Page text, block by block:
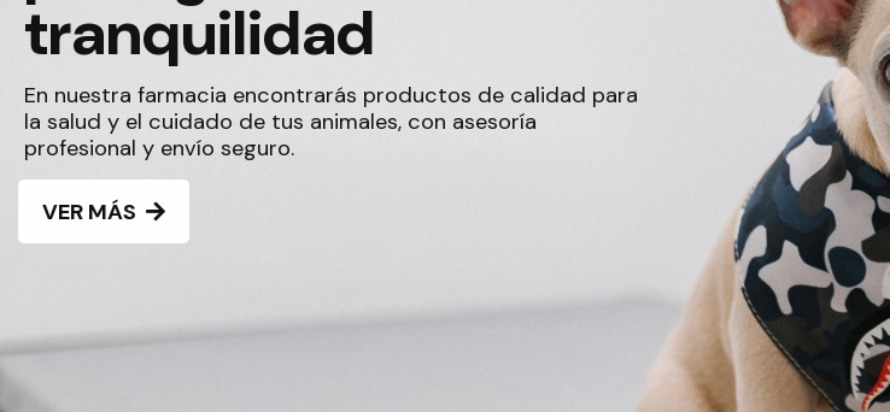
tranquilidad
En nuestra farmacia encontrarás productos de calidad para
la salud y el cuidado de tus animales, con asesoría
profesional y envío seguro.
VER MÁS